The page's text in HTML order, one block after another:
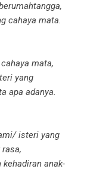
cahaya mata.
mata,
yang
apa adanya.
isteri yang
anak-